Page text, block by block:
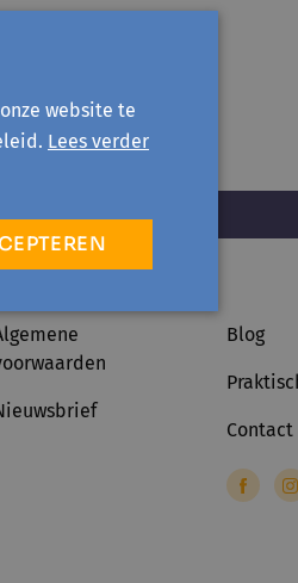
Blog
Contact
website te
Lees verder